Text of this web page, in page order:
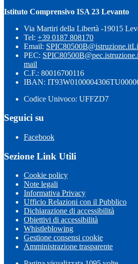
Istituto Comprensivo ISA 23 Levanto
Via Martiri della Libertà -19015
Tel: +39 0187 808170
Email: SPIC80500B@istruzione.it
PEC:
mail
C.F.: 80016700116
IBAN:
Codice Univoco: UFFZD7
Seguici su
Facebook
Sezione Link Utili
Cookie policy
Note legali
Informativa Privacy
Ufficio Relazioni con il Pubblico
Dichiarazione di accessibilità
Obiettivi di accessibilità
Whistleblowing
Gestione consensi cookie
Amministrazione trasparente